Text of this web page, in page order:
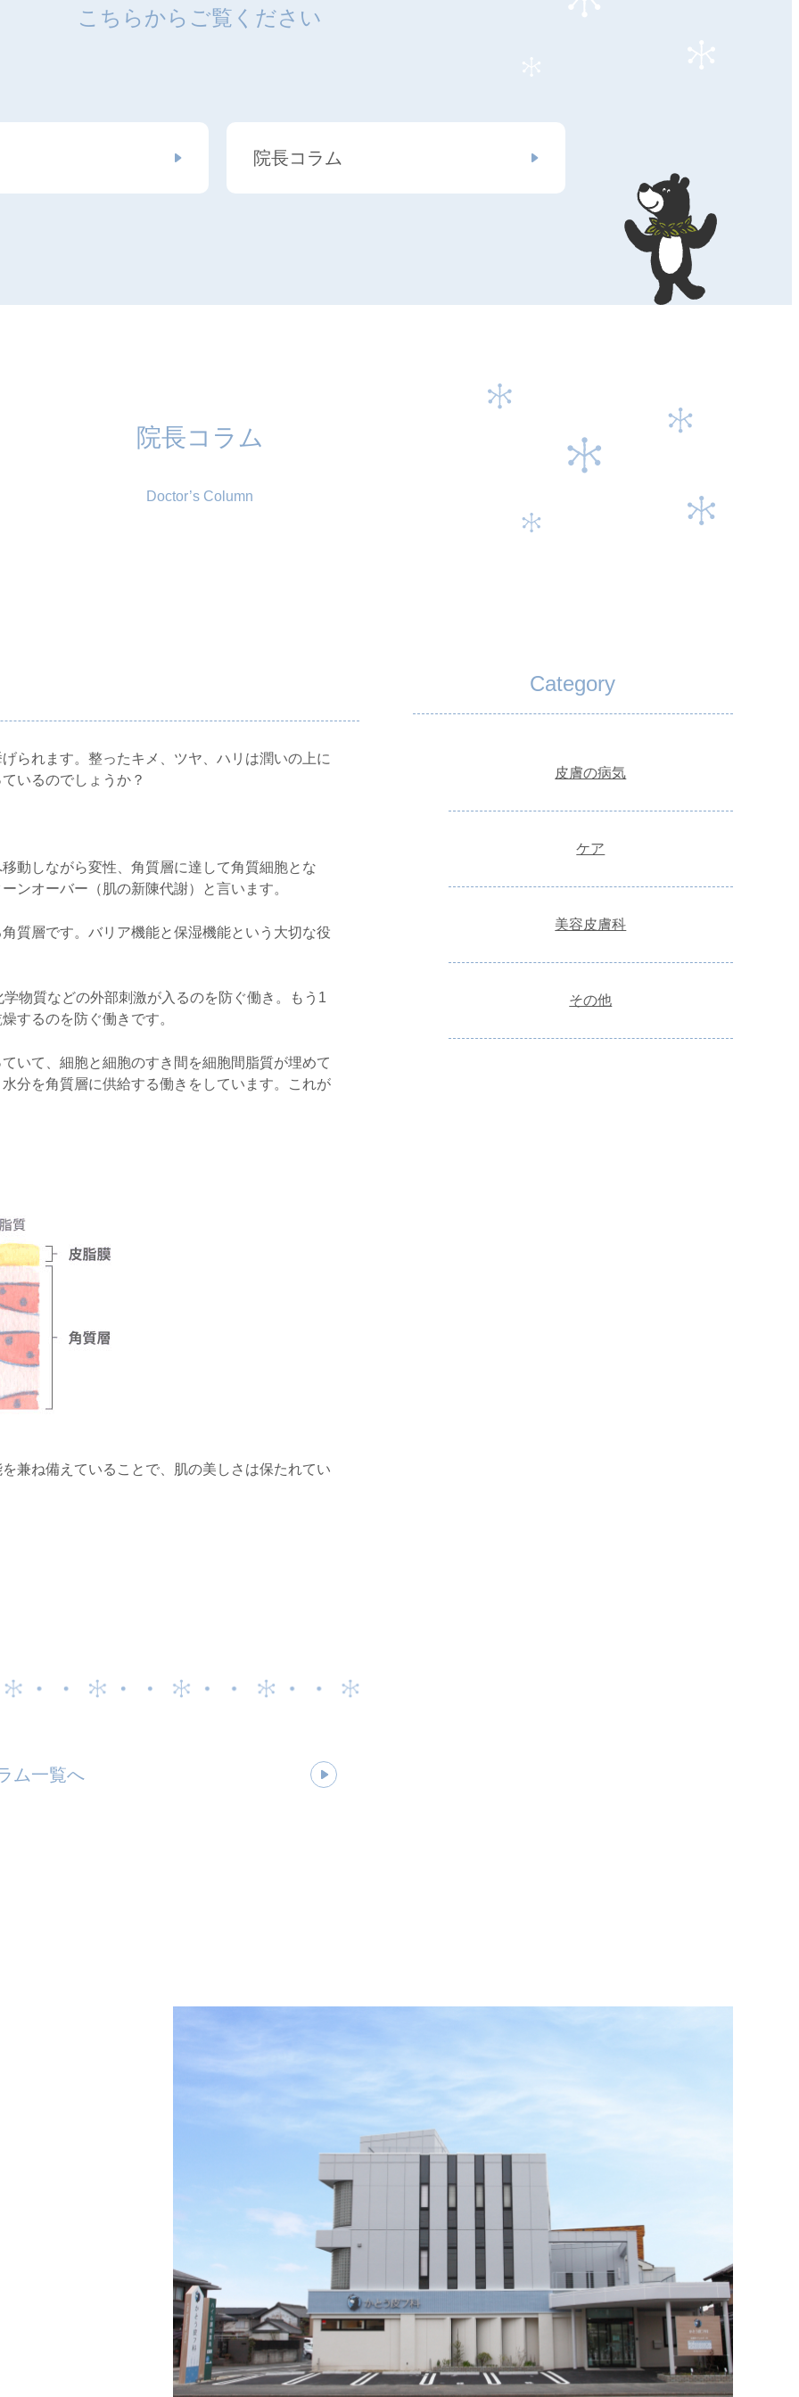
こちらからご覧ください
院長コラム
院長コラム
Doctor’s Column
られます。整ったキメ、ツヤ、ハリは潤いの上に
いるのでしょうか？
動しながら変性、角質層に達して角質細胞とな
ンオーバー（肌の新陳代謝）と言います。
質層です。バリア機能と保湿機能という大切な役
物質などの外部刺激が入るのを防ぐ働き。もう1
するのを防ぐ働きです。
いて、細胞と細胞のすき間を細胞間脂質が埋めて
分を角質層に供給する働きをしています。これが
兼ね備えていることで、肌の美しさは保たれてい
ム一覧へ
Category
皮膚の病気
ケア
美容皮膚科
その他